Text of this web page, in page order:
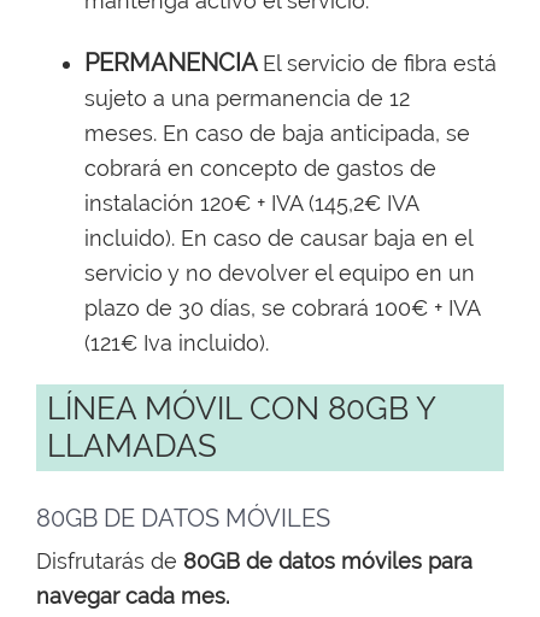
PERMANENCIA El servicio de fibra está
sujeto a una permanencia de 12
meses. En caso de baja anticipada, se
cobrará en concepto de gastos de
instalación 120€ + IVA (145,2€ IVA
incluido). En caso de causar baja en el
servicio y no devolver el equipo en un
plazo de 30 días, se cobrará 100€ + IVA
(121€ Iva incluido).
LÍNEA MÓVIL CON 80GB Y
LLAMADAS
80GB DE DATOS MÓVILES
Disfrutarás de 80GB de datos móviles para
navegar cada mes.